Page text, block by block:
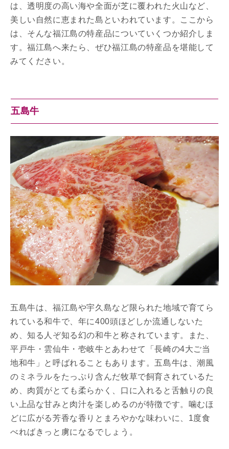
は、透明度の高い海や全面が芝に覆われた火山など、
美しい自然に恵まれた島といわれています。ここから
は、そんな福江島の特産品についていくつか紹介しま
す。福江島へ来たら、ぜひ福江島の特産品を堪能して
みてください。
五島牛
五島牛は、福江島や宇久島など限られた地域で育てら
れている和牛で、年に400頭ほどしか流通しないた
め、知る人ぞ知る幻の和牛と称されています。また、
平戸牛・雲仙牛・壱岐牛とあわせて「長崎の4大ご当
地和牛」と呼ばれることもあります。五島牛は、潮風
のミネラルをたっぷり含んだ牧草で飼育されているた
め、肉質がとても柔らかく、口に入れると舌触りの良
い上品な甘みと肉汁を楽しめるのが特徴です。噛むほ
どに広がる芳香な香りとまろやかな味わいに、1度食
べればきっと虜になるでしょう。